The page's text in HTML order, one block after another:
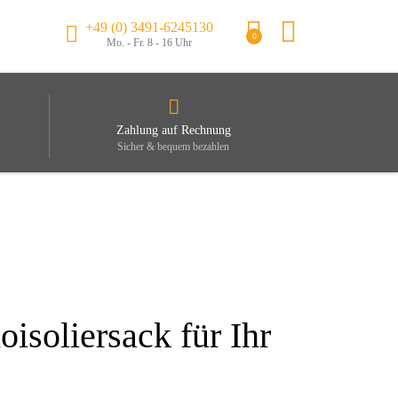
+49 (0) 3491-6245130
Mo. - Fr. 8 - 16 Uhr
0
Zahlung auf Rechnung
Sicher & bequem bezahlen
für Ihr